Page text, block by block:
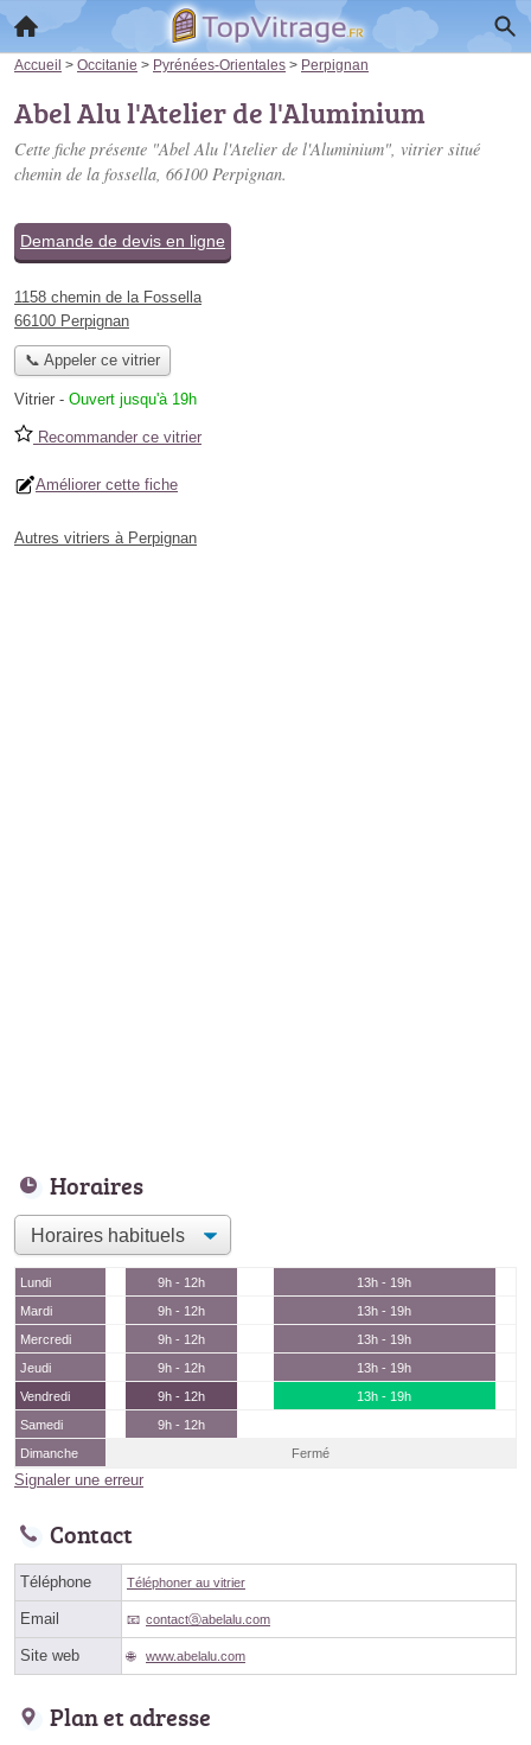
Accueil > Occitanie > Pyrénées-Orientales > Perpignan
Abel Alu l'Atelier de l'Aluminium
Cette fiche présente "Abel Alu l'Atelier de l'Aluminium", vitrier situé
chemin de la fossella, 66100 Perpignan.
Demande de devis en ligne
1158 chemin de la Fossella
66100 Perpignan
📞 Appeler ce vitrier
Vitrier - Ouvert jusqu'à 19h
Recommander ce vitrier
Améliorer cette fiche
Autres vitriers à Perpignan
Horaires
Lundi 9h - 12h
13h - 19h
Mardi
9h - 12h
13h - 19h
Mercredi
9h - 12h
13h - 19h
Jeudi
9h - 12h
13h - 19h
Vendredi
9h - 12h
13h - 19h
Samedi
9h - 12h
Dimanche
Fermé
Signaler une erreur
Contact
Téléphone Téléphoner au vitrier
Email contactⓐabelalu.com
Site web www.abelalu.com
Plan et adresse